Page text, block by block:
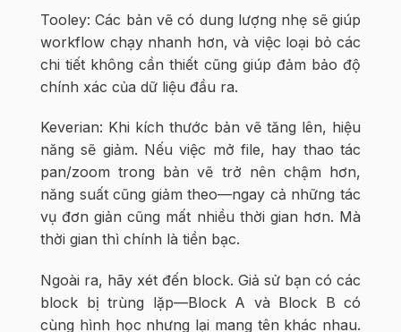
Tooley: Các bản vẽ có dung lượng nhẹ sẽ giúp
workflow chạy nhanh hơn, và việc loại bỏ các
chi tiết không cần thiết cũng giúp đảm bảo độ
chính xác của dữ liệu đầu ra.
Keverian: Khi kích thước bản vẽ tăng lên, hiệu
năng sẽ giảm. Nếu việc mở file, hay thao tác
pan/zoom trong bản vẽ trở nên chậm hơn,
năng suất cũng giảm theo—ngay cả những tác
vụ đơn giản cũng mất nhiều thời gian hơn. Mà
thời gian thì chính là tiền bạc.
Ngoài ra, hãy xét đến block. Giả sử bạn có các
block bị trùng lặp—Block A và Block B có
cùng hình học nhưng lại mang tên khác nhau.